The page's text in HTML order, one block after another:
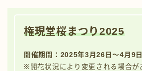
権現堂桜まつり2025
開催期間：2025年3月26日～4月9日
※開花状況により変更される場合が